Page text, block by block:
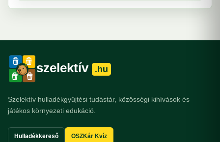
szelektív .hu
Szelektív hulladékgyűjtési tudástár, közösségi kihívások és
játékos környezeti edukáció.
Hulladékkereső OSZKár Kvíz